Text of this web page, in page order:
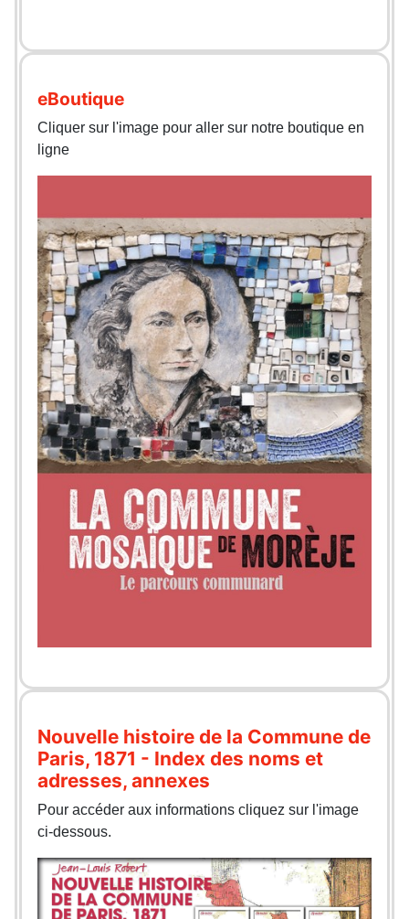
eBoutique
Cliquer sur l'image pour aller sur notre boutique en
ligne
Nouvelle histoire de la Commune de
Paris, 1871 - Index des noms et
adresses, annexes
Pour accéder aux informations cliquez sur l'image
ci-dessous.